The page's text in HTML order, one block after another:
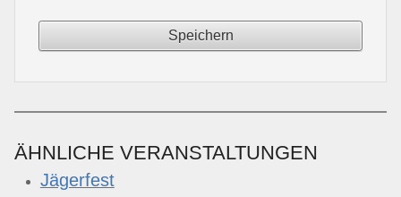
ÄHNLICHE VERANSTALTUNGEN
Jägerfest